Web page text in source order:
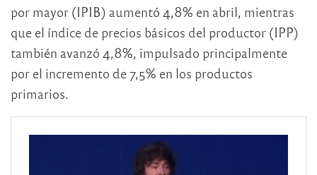
por mayor (IPIB) aumentó 4,8% en abril, mientras
que el índice de precios básicos del productor (IPP)
también avanzó 4,8%, impulsado principalmente
por el incremento de 7,5% en los productos
primarios.